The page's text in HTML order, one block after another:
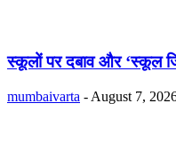
स्कूलों पर दबाव और ‘स्कूल
mumbaivarta - August 7,